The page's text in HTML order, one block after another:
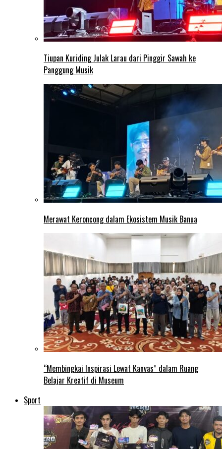
Tiupan Kuriding Julak Larau dari Pinggir Sawah ke
Panggung Musik
Merawat Keroncong dalam Ekosistem Musik Banua
“Membingkai Inspirasi Lewat Kanvas” dalam Ruang
Belajar Kreatif di Museum
Sport